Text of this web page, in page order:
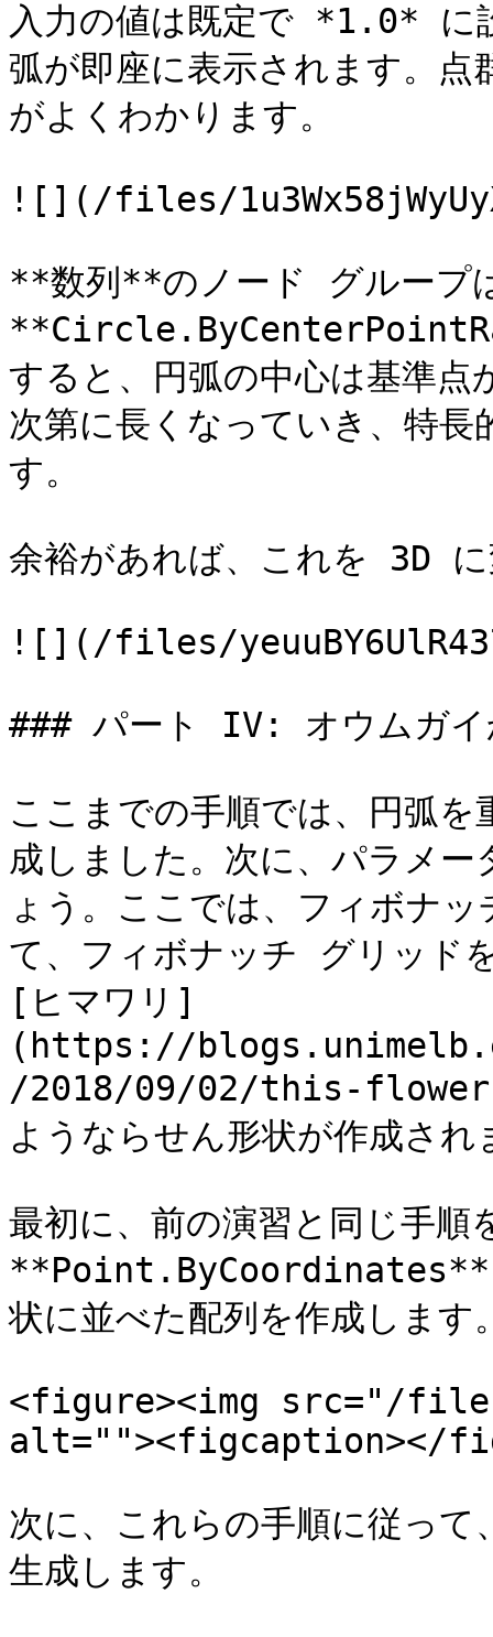
入力の値は既定で *1.0* に
弧が即座に表示されます。点
がよくわかります。
![](/files/
**数列**のノード グループ
すると、円弧の中心は基準点
次第に長くなっていき、特
す。
余裕があれば、これを 3D
![](/files/
### パート IV: オウムガイ
ここまでの手順では、円弧
成しました。次に、パラメ
ょう。ここでは、フィボナ
て、フィボナッチ グリッド
[ヒマワリ]
(https://
/2018/09/02/this-
ようならせん形状が作成され
最初に、前の演習と同じ手順
**Point.ByCoordinates**
状に並べた配列を作成します
<figure><img src="/files/
alt=""><figcaption></
次に、これらの手順に従っ
生成します。